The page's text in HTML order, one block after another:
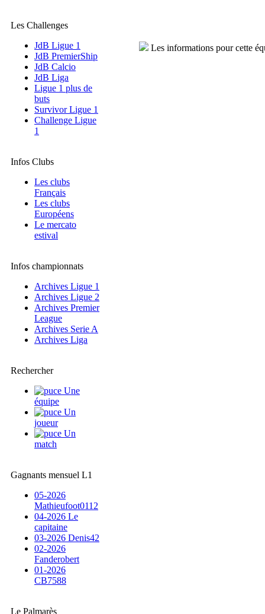
Les Challenges
JdB Ligue 1
JdB PremierShip
JdB Calcio
JdB Liga
Ligue 1 plus de
buts
Survivor Ligue 1
Challenge Ligue
1
Infos Clubs
Les clubs
Français
Les clubs
Européens
Le mercato
estival
Infos championnats
Archives Ligue 1
Archives Ligue 2
Archives Premier
League
Archives Serie A
Archives Liga
Rechercher
Une
équipe
Un
joueur
Un
match
Gagnants mensuel L1
05-2026
Mathieufoot0112
04-2026 Le
capitaine
03-2026 Denis42
02-2026
Fanderobert
01-2026
CB7588
Le Palmarès
Les informations pour cette